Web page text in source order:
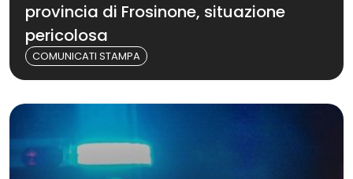
provincia di Frosinone, situazione
pericolosa
COMUNICATI STAMPA